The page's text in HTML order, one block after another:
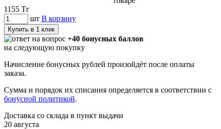
1155 Тг
шт В корзину
Купить в 1 клик
+40 бонусных баллов
на следующую покупку
Начисление бонусных рублей произойдёт после оплаты
заказа.
Сумма и порядок их списания определяется в соответствии с
бонусной политикой.
Доставка со склада в пункт выдачи
20 августа